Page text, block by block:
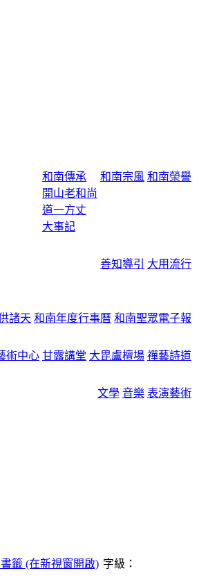
和南傳承
開山老和尚
道一方丈
大事記
和南宗風 和南榮譽
善知導引
大用流行
諸天 和南年度行事曆 和南聖眾電子報
術中心 甘露講堂 大毘盧檀場 禪藝詩道
文學 音樂 表演藝術
字級：